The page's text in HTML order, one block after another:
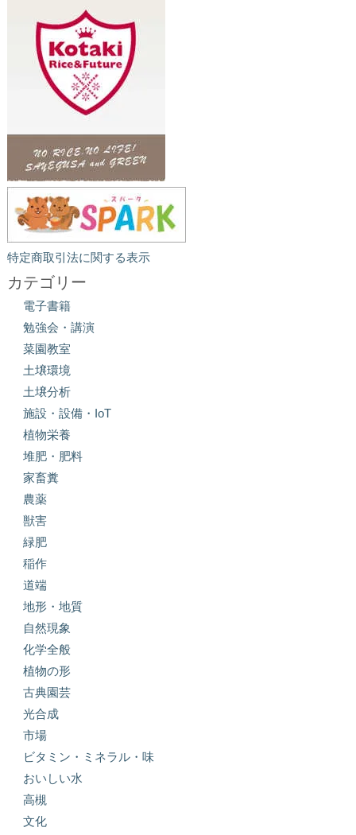
特定商取引法に関する表示
カテゴリー
電子書籍
勉強会・講演
菜園教室
土壌環境
土壌分析
施設・設備・IoT
植物栄養
堆肥・肥料
家畜糞
農薬
獣害
緑肥
稲作
道端
地形・地質
自然現象
化学全般
植物の形
古典園芸
光合成
市場
ビタミン・ミネラル・味
おいしい水
高槻
文化